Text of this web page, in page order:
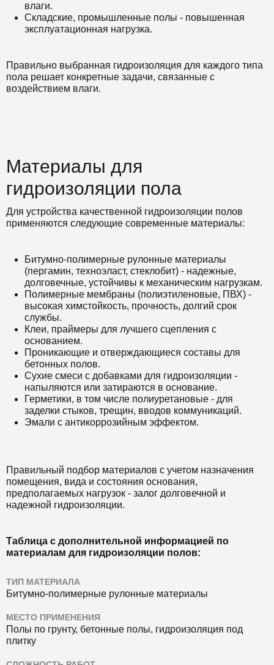
влаги.
Складские, промышленные полы - повышенная
эксплуатационная нагрузка.
Правильно выбранная гидроизоляция для каждого типа
пола решает конкретные задачи, связанные с
воздействием влаги.
Материалы для
гидроизоляции пола
Для устройства качественной гидроизоляции полов
применяются следующие современные материалы:
Битумно-полимерные рулонные материалы
(пергамин, техноэласт, стеклобит) - надежные,
долговечные, устойчивы к механическим нагрузкам.
Полимерные мембраны (полиэтиленовые, ПВХ) -
высокая химстойкость, прочность, долгий срок
службы.
Клеи, праймеры для лучшего сцепления с
основанием.
Проникающие и отверждающиеся составы для
бетонных полов.
Сухие смеси с добавками для гидроизоляции -
напыляются или затираются в основание.
Герметики, в том числе полиуретановые - для
заделки стыков, трещин, вводов коммуникаций.
Эмали с антикоррозийным эффектом.
Правильный подбор материалов с учетом назначения
помещения, вида и состояния основания,
предполагаемых нагрузок - залог долговечной и
надежной гидроизоляции.
Таблица с дополнительной информацией по
материалам для гидроизоляции полов:
ТИП МАТЕРИАЛА
Битумно-полимерные рулонные материалы
МЕСТО ПРИМЕНЕНИЯ
Полы по грунту, бетонные полы, гидроизоляция под
плитку